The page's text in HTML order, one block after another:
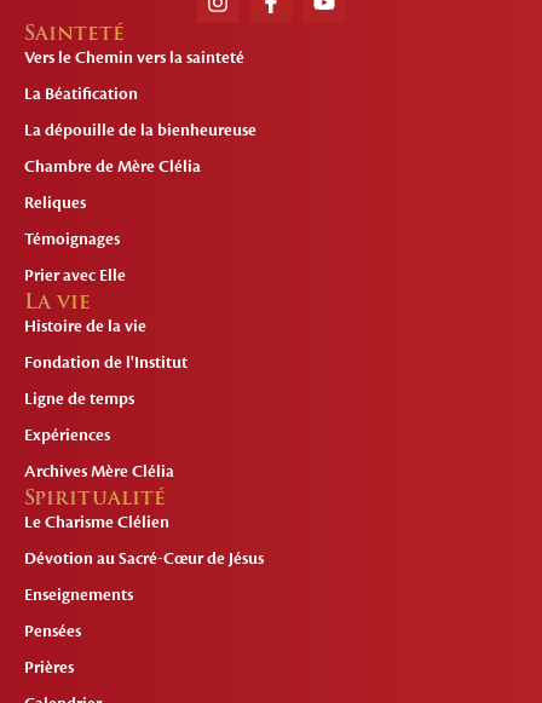
Sainteté
Vers le Chemin vers la sainteté
La Béatification
La dépouille de la bienheureuse
Chambre de Mère Clélia
Reliques
Témoignages
Prier avec Elle
La vie
Histoire de la vie
Fondation de l'Institut
Ligne de temps
Expériences
Archives Mère Clélia
Spiritualité
Le Charisme Clélien
Dévotion au Sacré-Cœur de Jésus
Enseignements
Pensées
Prières